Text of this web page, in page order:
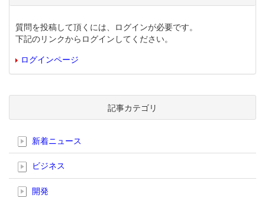
質問を投稿して頂くには、ログインが必要です。
下記のリンクからログインしてください。
ログインページ
記事カテゴリ
新着ニュース
ビジネス
開発